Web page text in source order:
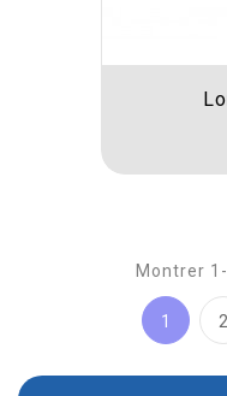
Montrer
1 2